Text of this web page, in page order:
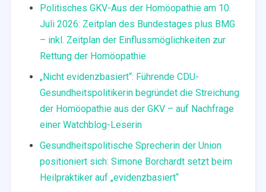
Politisches GKV-Aus der Homöopathie am 10.
Juli 2026: Zeitplan des Bundestages plus BMG
– inkl. Zeitplan der Einflussmöglichkeiten zur
Rettung der Homöopathie
„Nicht evidenzbasiert“: Führende CDU-
Gesundheitspolitikerin begründet die Streichung
der Homöopathie aus der GKV – auf Nachfrage
einer Watchblog-Leserin
Gesundheitspolitische Sprecherin der Union
positioniert sich: Simone Borchardt setzt beim
Heilpraktiker auf „evidenzbasiert“